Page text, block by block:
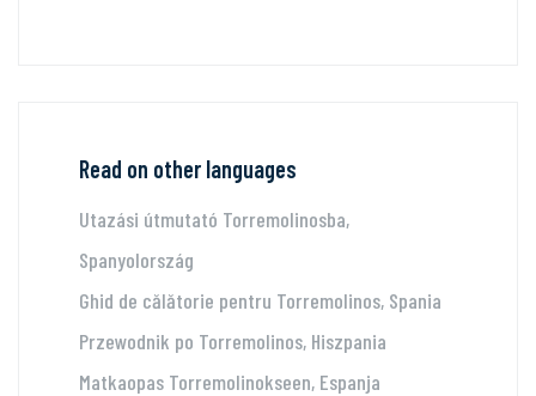
Read on other languages
Utazási útmutató Torremolinosba,
Spanyolország
Ghid de călătorie pentru Torremolinos, Spania
Przewodnik po Torremolinos, Hiszpania
Matkaopas Torremolinokseen, Espanja